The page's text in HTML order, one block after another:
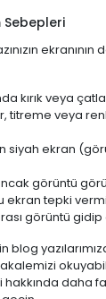
Sebepleri
ekranının
kırık veya
titreme veya
siyah ekran
görüntü
ekran tepki
görüntü
blog
daha